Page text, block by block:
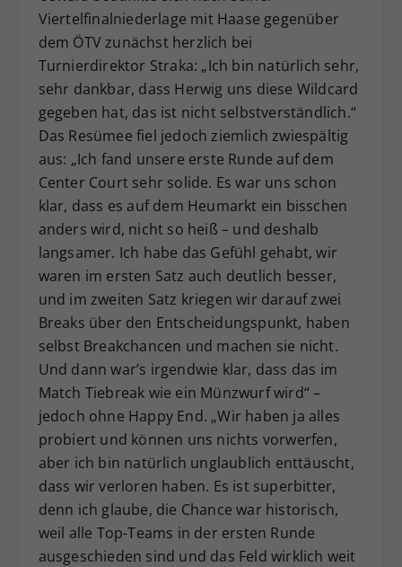
Viertelfinalniederlage mit Haase gegenüber
dem ÖTV zunächst herzlich bei
Turnierdirektor Straka: „Ich bin natürlich sehr,
sehr dankbar, dass Herwig uns diese Wildcard
gegeben hat, das ist nicht selbstverständlich.“
Das Resümee fiel jedoch ziemlich zwiespältig
aus: „Ich fand unsere erste Runde auf dem
Center Court sehr solide. Es war uns schon
klar, dass es auf dem Heumarkt ein bisschen
anders wird, nicht so heiß – und deshalb
langsamer. Ich habe das Gefühl gehabt, wir
waren im ersten Satz auch deutlich besser,
und im zweiten Satz kriegen wir darauf zwei
Breaks über den Entscheidungspunkt, haben
selbst Breakchancen und machen sie nicht.
Und dann war’s irgendwie klar, dass das im
Match Tiebreak wie ein Münzwurf wird“ –
jedoch ohne Happy End. „Wir haben ja alles
probiert und können uns nichts vorwerfen,
aber ich bin natürlich unglaublich enttäuscht,
dass wir verloren haben. Es ist superbitter,
denn ich glaube, die Chance war historisch,
weil alle Top-Teams in der ersten Runde
ausgeschieden sind und das Feld wirklich weit